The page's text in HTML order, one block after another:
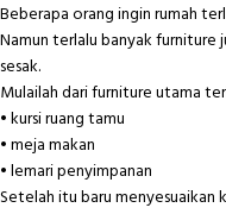
Beberapa orang ingin rumah
Namun terlalu banyak furniture
sesak.
Mulailah dari furniture utama
• kursi ruang tamu
• meja makan
• lemari penyimpanan
Setelah itu baru menyesuaikan